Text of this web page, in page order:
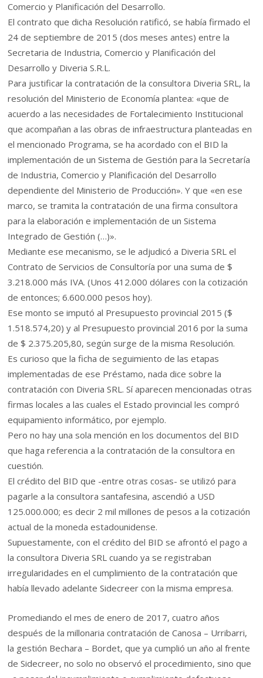
Comercio y Planificación del Desarrollo.
El contrato que dicha Resolución ratificó, se había firmado el
24 de septiembre de 2015 (dos meses antes) entre la
Secretaria de Industria, Comercio y Planificación del
Desarrollo y Diveria S.R.L.
Para justificar la contratación de la consultora Diveria SRL, la
resolución del Ministerio de Economía plantea: «que de
acuerdo a las necesidades de Fortalecimiento Institucional
que acompañan a las obras de infraestructura planteadas en
el mencionado Programa, se ha acordado con el BID la
implementación de un Sistema de Gestión para la Secretaría
de Industria, Comercio y Planificación del Desarrollo
dependiente del Ministerio de Producción». Y que «en ese
marco, se tramita la contratación de una firma consultora
para la elaboración e implementación de un Sistema
Integrado de Gestión (…)».
Mediante ese mecanismo, se le adjudicó a Diveria SRL el
Contrato de Servicios de Consultoría por una suma de $
3.218.000 más IVA. (Unos 412.000 dólares con la cotización
de entonces; 6.600.000 pesos hoy).
Ese monto se imputó al Presupuesto provincial 2015 ($
1.518.574,20) y al Presupuesto provincial 2016 por la suma
de $ 2.375.205,80, según surge de la misma Resolución.
Es curioso que la ficha de seguimiento de las etapas
implementadas de ese Préstamo, nada dice sobre la
contratación con Diveria SRL. Sí aparecen mencionadas otras
firmas locales a las cuales el Estado provincial les compró
equipamiento informático, por ejemplo.
Pero no hay una sola mención en los documentos del BID
que haga referencia a la contratación de la consultora en
cuestión.
El crédito del BID que -entre otras cosas- se utilizó para
pagarle a la consultora santafesina, ascendió a USD
125.000.000; es decir 2 mil millones de pesos a la cotización
actual de la moneda estadounidense.
Supuestamente, con el crédito del BID se afrontó el pago a
la consultora Diveria SRL cuando ya se registraban
irregularidades en el cumplimiento de la contratación que
había llevado adelante Sidecreer con la misma empresa.
Promediando el mes de enero de 2017, cuatro años
después de la millonaria contratación de Canosa – Urribarri,
la gestión Bechara – Bordet, que ya cumplió un año al frente
de Sidecreer, no solo no observó el procedimiento, sino que